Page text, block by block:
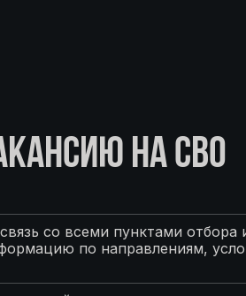
НА СВО
со всеми пунктами отбора
по направлениям,